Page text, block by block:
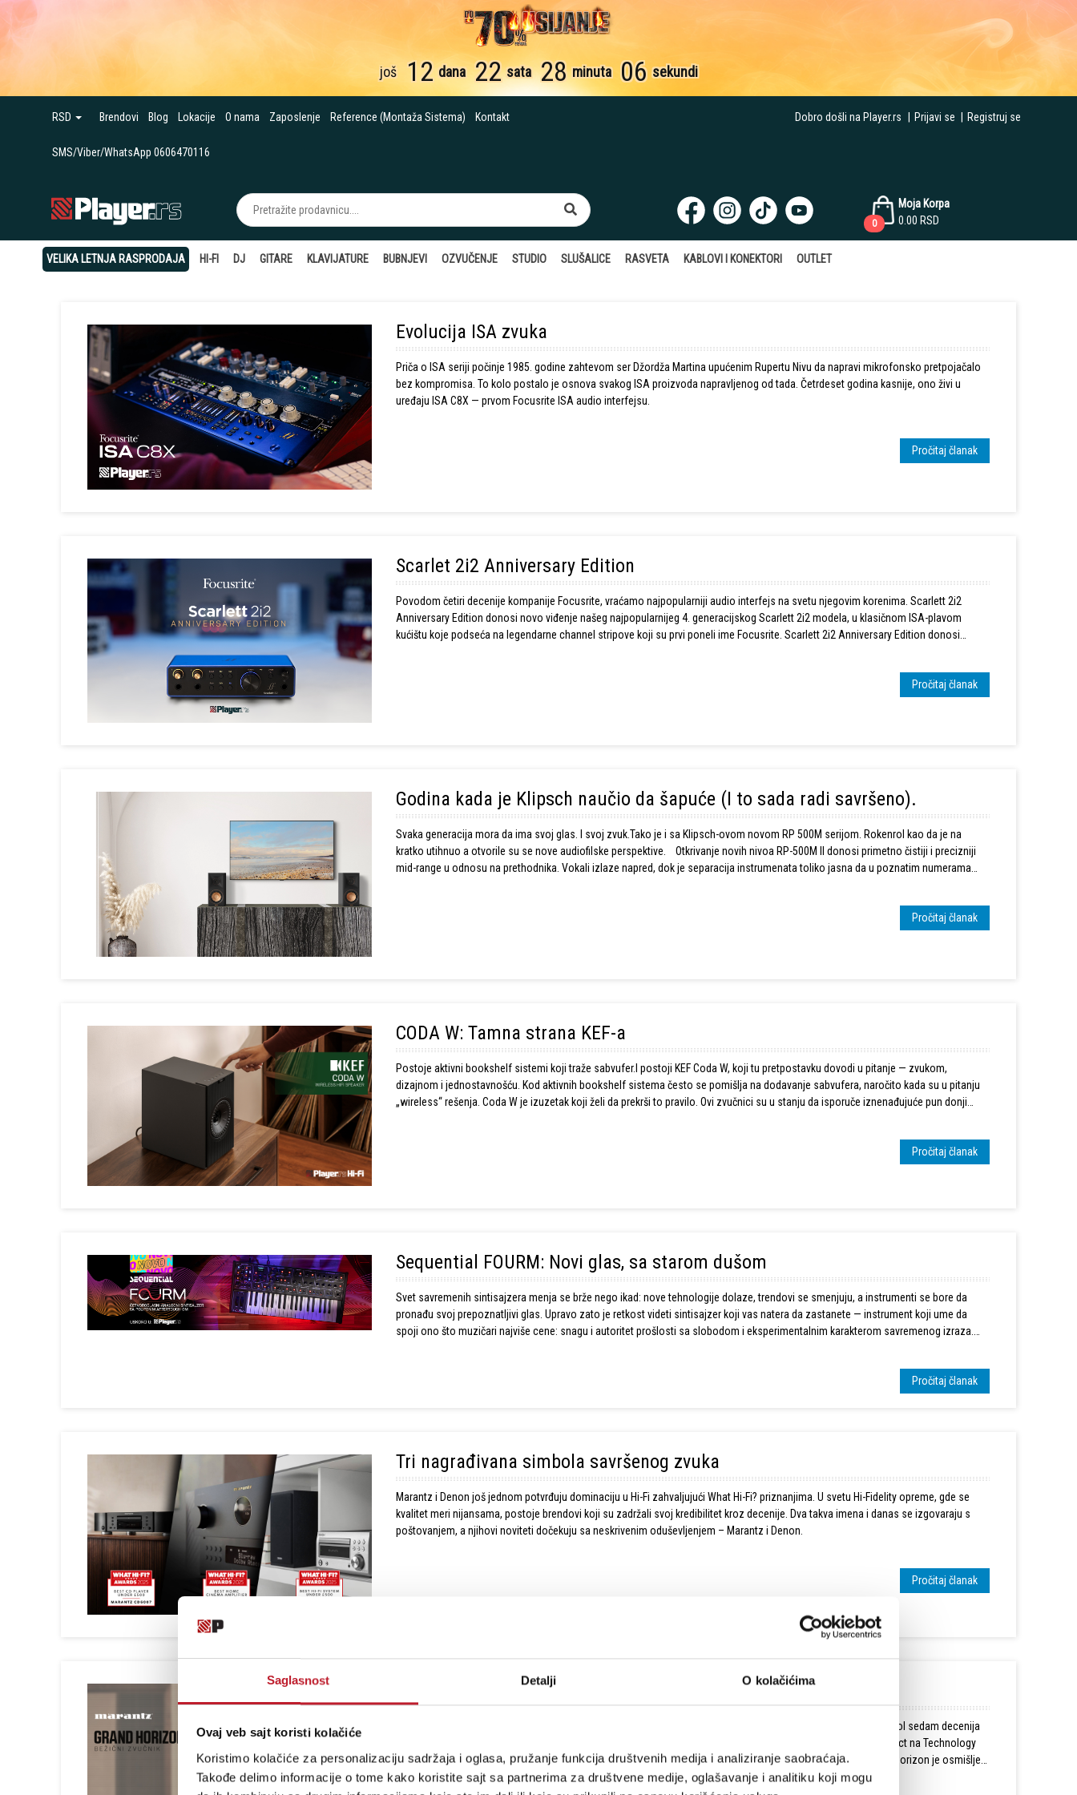
Saglasnost Detalji O kolačićima
Ovaj veb sajt koristi kolačiće
Koristimo kolačiće za personalizaciju sadržaja i oglasa, pružanje funkcija društvenih medija i analiziranje saobraćaja.
Takođe delimo informacije o tome kako koristite sajt sa partnerima za društvene medije, oglašavanje i analitiku koji mogu
još 12 dana 22 sata 28 minuta 04 sekunde
RSD Brendovi Blog Lokacije O nama Zaposlenje Reference (Montaža Sistema) Kontakt
SMS/Viber/WhatsApp 0606470116
Dobro došli na Player.rs Prijavi se Registruj se
Moja Korpa
0.00 RSD
0
VELIKA LETNJA RASPRODAJA HI-FI DJ GITARE KLAVIJATURE BUBNJEVI OZVUČENJE STUDIO SLUŠALICE RASVETA KABLOVI I KONEKTORI OUTLET
Evolucija ISA zvuka
Priča o ISA seriji počinje 1985. godine zahtevom ser Džordža Martina upućenim Rupertu Nivu da napravi mikrofonsko pretpojačalo
bez kompromisa. To kolo postalo je osnova svakog ISA proizvoda napravljenog od tada. Četrdeset godina kasnije, ono živi u
uređaju ISA C8X — prvom Focusrite ISA audio interfejsu.
Pročitaj članak
Scarlet 2i2 Anniversary Edition
Povodom četiri decenije kompanije Focusrite, vraćamo najpopularniji audio interfejs na svetu njegovim korenima. Scarlett 2i2
Anniversary Edition donosi novo viđenje našeg najpopularnijeg 4. generacijskog Scarlett 2i2 modela, u klasičnom ISA-plavom
kućištu koje podseća na legendarne channel stripove koji su prvi poneli ime Focusrite. Scarlett 2i2 Anniversary Edition donosi
Pročitaj članak
Godina kada je Klipsch naučio da šapuće (I to sada radi savršeno).
Svaka generacija mora da ima svoj glas. I svoj zvuk.Tako je i sa Klipsch-ovom novom RP 500M serijom. Rokenrol kao da je na
kratko utihnuo a otvorile su se nove audiofilske perspektive. Otkrivanje novih nivoa RP-500M II donosi primetno čistiji i precizniji
mid-range u odnosu na prethodnika. Vokali izlaze napred, dok je separacija instrumenata toliko jasna da u poznatim numerama
Pročitaj članak
CODA W: Tamna strana KEF-a
Postoje aktivni bookshelf sistemi koji traže sabvufer.I postoji KEF Coda W, koji tu pretpostavku dovodi u pitanje — zvukom,
dizajnom i jednostavnošću. Kod aktivnih bookshelf sistema često se pomišlja na dodavanje sabvufera, naročito kada su u pitanju
„wireless“ rešenja. Coda W je izuzetak koji želi da prekrši to pravilo. Ovi zvučnici su u stanju da isporuče iznenađujuće pun donji
Pročitaj članak
Sequential FOURM: Novi glas, sa starom dušom
Svet savremenih sintisajzera menja se brže nego ikad: nove tehnologije dolaze, trendovi se smenjuju, a instrumenti se bore da
pronađu svoj prepoznatljivi glas. Upravo zato je retkost videti sintisajzer koji vas natera da zastanete — instrument koji ume da
spoji ono što muzičari najviše cene: snagu i autoritet prošlosti sa slobodom i eksperimentalnim karakterom savremenog izraza.
Pročitaj članak
Tri nagrađivana simbola savršenog zvuka
Marantz i Denon još jednom potvrđuju dominaciju u Hi-Fi zahvaljujući What Hi-Fi? priznanjima. U svetu Hi-Fidelity opreme, gde se
kvalitet meri nijansama, postoje brendovi koji su zadržali svoj kredibilitet kroz decenije. Dva takva imena i danas se izgovaraju s
poštovanjem, a njihovi noviteti dočekuju sa neskrivenim oduševljenjem – Marantz i Denon.
Pročitaj članak
Marantz Grand Horizon: skupocenost iskustva
Marantz Grand Horizon nije samo još jedan zvučnik – to je spoj umetnosti, nasleđa i zvuka. Kružna forma, simbol sedam decenija
tradicije, pretvorena je u dizajn koji jednako zadovoljava oko i sluh. Za ovu viziju nagrađen je titulom Best Product na Technology
Designer’s 2025 Performance Home Awards. Od luksuznih materijala do iskustva koje prevazilazi cenu, Grand Horizon je osmišljen
da bude i viđen i doživljen.